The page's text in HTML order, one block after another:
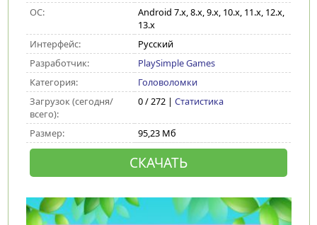
ОС:
Android 7.x, 8.x, 9.x, 10.x, 11.x, 12.x,
13.x
Интерфейс:
Русский
Разработчик:
PlaySimple Games
Категория:
Головоломки
Загрузок (сегодня/
всего):
0 / 272 | Статистика
Размер: 95,23 Мб
СКАЧАТЬ